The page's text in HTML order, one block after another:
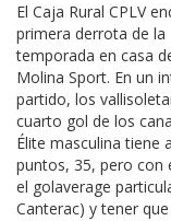
El Caja Rural CPLV
primera derrota de la
temporada en casa
Molina Sport. En un
partido, los
cuarto gol de los
Élite masculina tiene
puntos, 35, pero con
el golaverage
Canterac) y tener